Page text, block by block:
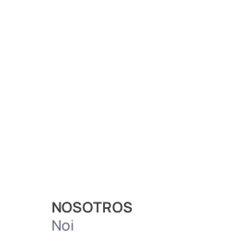
NOSOTROS
Noi